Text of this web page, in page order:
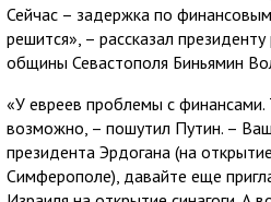
Сейчас – задержка по
решится», – рассказал
общины Севастополя Биньямин
«У евреев проблемы с
возможно, – пошутил Путин. – Ваш
президента Эрдогана (на
Симферополе), давайте еще